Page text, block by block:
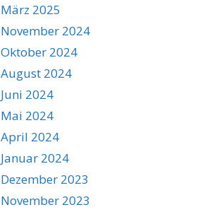
März 2025
November 2024
Oktober 2024
August 2024
Juni 2024
Mai 2024
April 2024
Januar 2024
Dezember 2023
November 2023